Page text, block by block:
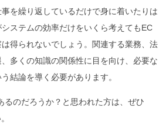
を繰り返しているだけで身に着いたりは
ステムの効率だけをいくら考えてもEC
得られないでしょう。関連する業務、法
多くの知識の関係性に目を向け、必要な
結論を導く必要があります。
るのだろうか？と思われた方は、ぜひ